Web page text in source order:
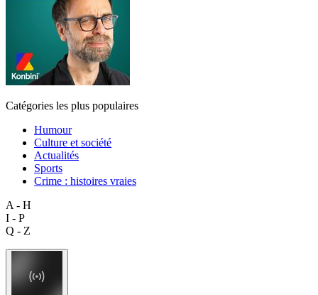
Catégories les plus populaires
Humour
Culture et société
Actualités
Sports
Crime : histoires vraies
A - H
I - P
Q - Z